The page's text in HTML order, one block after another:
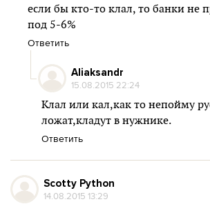
если бы кто-то клал, то банки не
под 5-6%
Ответить
Aliaksandr
15.08.2015 22:24
Клал или кал,как то непойму
ложат,кладут в нужнике.
Ответить
Scotty Python
14.08.2015 13:29